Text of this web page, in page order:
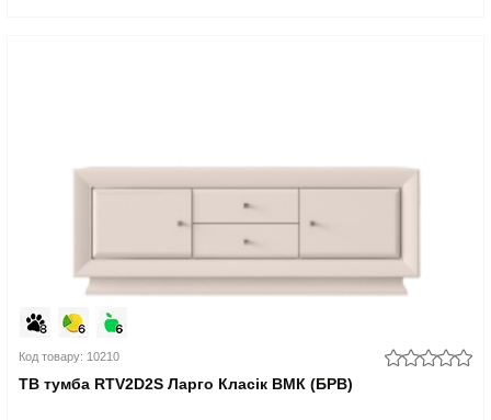
Код товару: 10210
ТВ тумба RTV2D2S Ларго Класік ВМК (БРВ)